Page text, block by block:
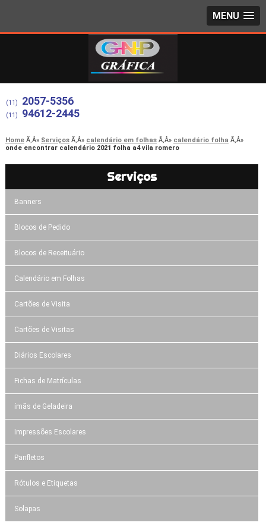
MENU
(11) 2057-5356
(11) 94612-2445
Home Serviços calendário em folhas
calendário folha
onde encontrar calendário 2021 folha a4 vila romero
Serviços
Banners
Blocos de Pedido
Blocos de Receituário
Calendário em Folhas
Cartões de Visita
Cartões de Visitas
Diários Escolares
Fichas de Matrículas
ímãs de Geladeira
Impressões Escolares
Panfletos
Rótulos e Etiquetas
Solapas